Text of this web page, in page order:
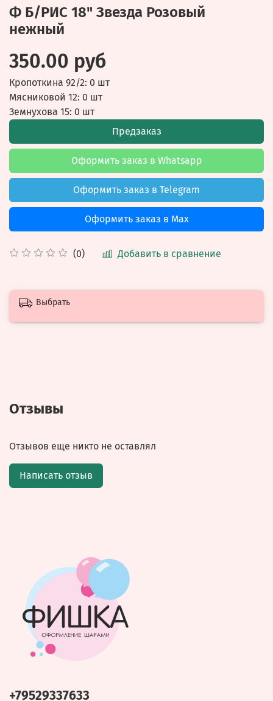
Ф Б/РИС 18" Звезда Розовый
нежный
(0) Добавить в сравнение
350.00 руб
Кропоткина 92/2: 0 шт
Мясниковой 12: 0 шт
Земнухова 15: 0 шт
Предзаказ
Оформить заказ в Whatsapp
Оформить заказ в Telegram
Оформить заказ в Max
Выбрать
Отзывы
Отзывов еще никто не оставлял
Написать отзыв
+79529337633